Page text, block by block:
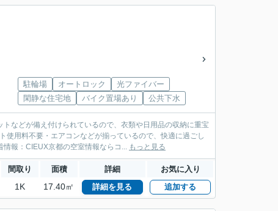
駐輪場 オートロック
光ファイバー
閑静な住宅地
バイク置場あり 公共下水
などが備え付けられているので、衣類や日用品の収納に重宝
使用料不要・エアコンなどが揃っているので、快適に過ごし
報：CIEUX京都の空室情報ならコ... もっと見る
間取り 面積 詳細 お気に入り
1K 17.40㎡ 詳細を見る 追加する